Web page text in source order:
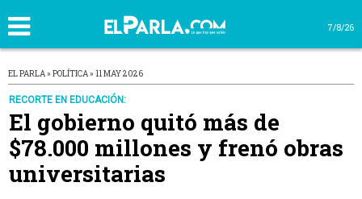
7/8/26
EL PARLA » POLÍTICA » 11 MAY 2026
RECORTE EN EDUCACIÓN:
El gobierno quitó más de
$78.000 millones y frenó obras
universitarias